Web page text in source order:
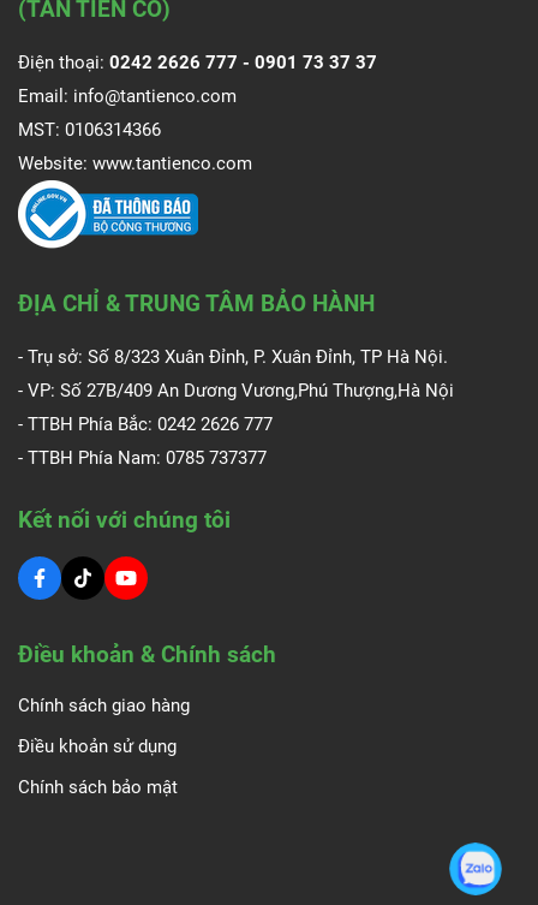
(TÂN TIẾN CO)
Điện thoại: 0242 2626 777 - 0901 73 37 37
Email: info@tantienco.com
MST: 0106314366
Website: www.tantienco.com
ĐỊA CHỈ & TRUNG TÂM BẢO HÀNH
- Trụ sở: Số 8/323 Xuân Đỉnh, P. Xuân Đỉnh, TP Hà Nội.
- VP: Số 27B/409 An Dương Vương,Phú Thượng,Hà Nội
- TTBH Phía Bắc: 0242 2626 777
- TTBH Phía Nam: 0785 737377
Kết nối với chúng tôi
Điều khoản & Chính sách
Chính sách giao hàng
Điều khoản sử dụng
Chính sách bảo mật